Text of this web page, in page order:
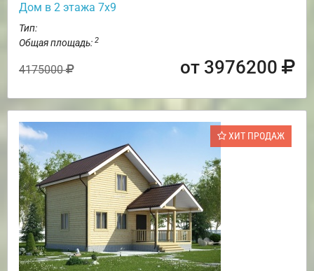
Дом в 2 этажа 7х9
Тип:
Общая площадь: 2
4175000 от 3976200
ХИТ ПРОДАЖ